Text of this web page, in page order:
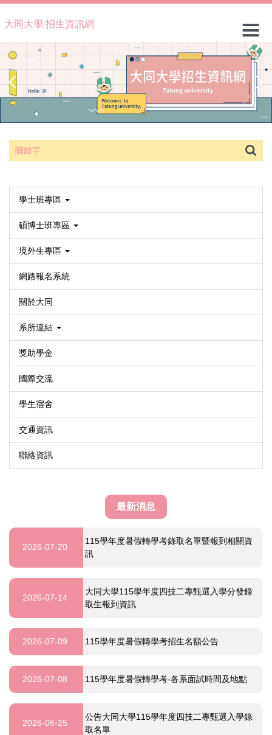
到
內
容
區
大同大學 招生資訊網
學士班專區
碩博士班專區
境外生專區
網路報名系統
關於大同
系所連結
獎助學金
國際交流
學生宿舍
交通資訊
聯絡資訊
最新消息
2026-07-20
115學年度暑假轉學考錄取名單暨報到相關資
訊
2026-07-14
大同大學115學年度四技二專甄選入學分發錄
取生報到資訊
2026-07-09 115學年度暑假轉學考招生名額公告
2026-07-08 115學年度暑假轉學考-各系面試時間及地點
2026-06-25
公告大同大學115學年度四技二專甄選入學錄
取名單